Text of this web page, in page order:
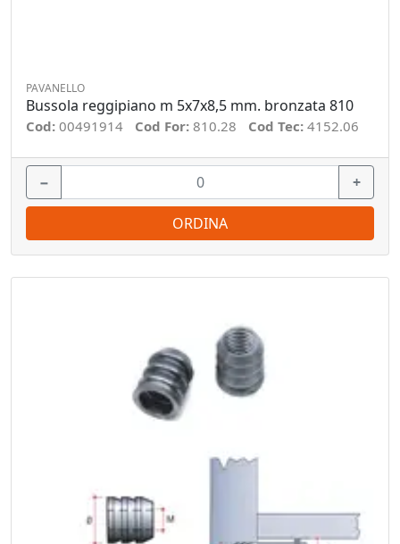
PAVANELLO
Bussola reggipiano m 5x7x8,5 mm. bronzata 810
Cod: 00491914 Cod For: 810.28 Cod Tec: 4152.06
− +
ORDINA